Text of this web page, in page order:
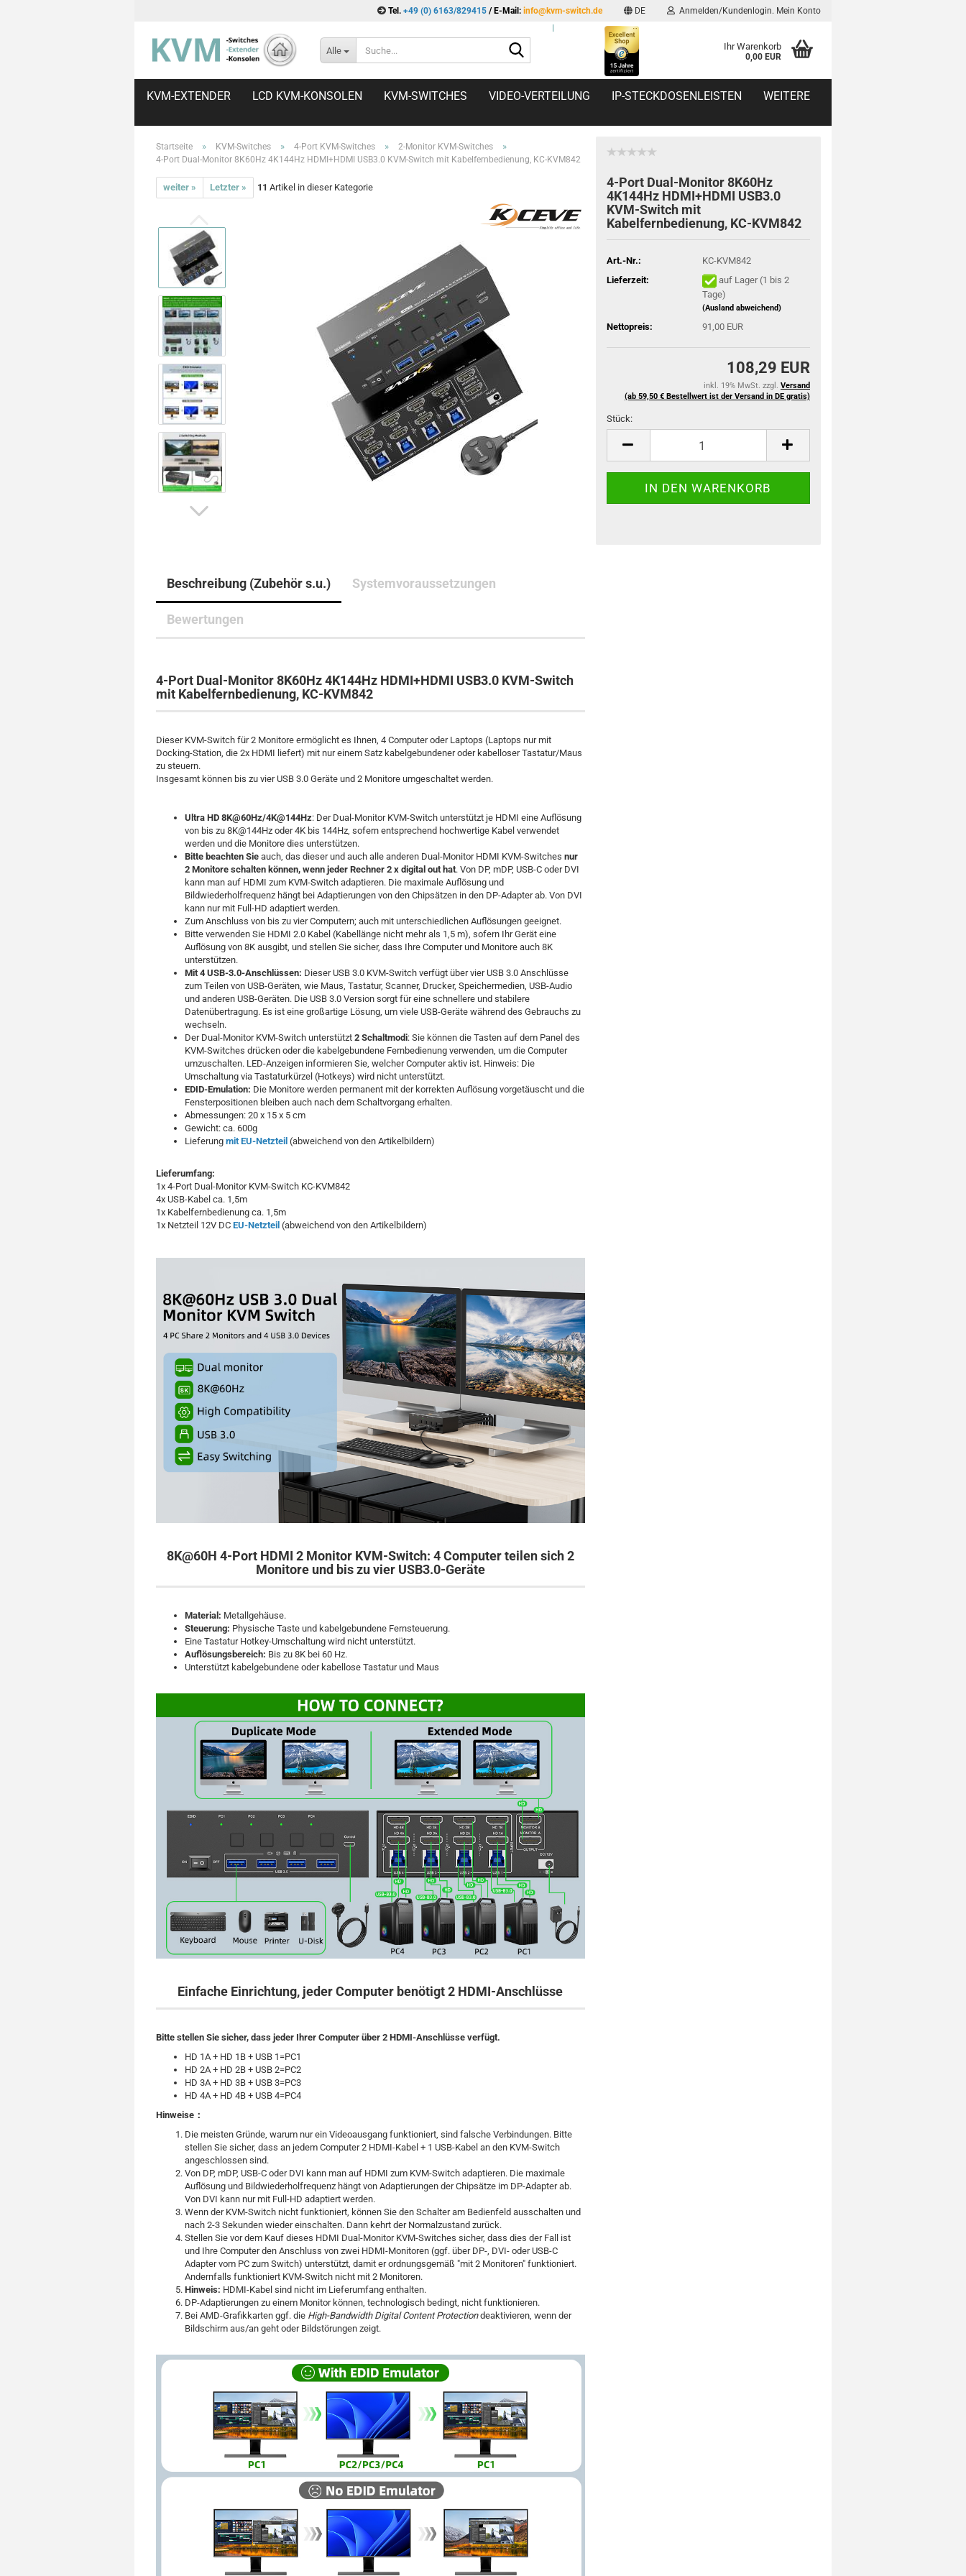
Tel. +49 (0) 6163/829415 / E-Mail: info@kvm-switch.de DE Anmelden/Kundenlogin. Mein Konto
Alle
Ihr Warenkorb
0,00 EUR
KVM-EXTENDER LCD KVM-KONSOLEN KVM-SWITCHES VIDEO-VERTEILUNG IP-STECKDOSENLEISTEN WEITERE
Startseite » KVM-Switches » 4-Port KVM-Switches » 2-Monitor KVM-Switches »
4-Port Dual-Monitor 8K60Hz 4K144Hz HDMI+HDMI USB3.0 KVM-Switch mit Kabelfernbedienung, KC-KVM842
weiter » Letzter » 11 Artikel in dieser Kategorie
4-Port Dual-Monitor 8K60Hz
4K144Hz HDMI+HDMI USB3.0
KVM-Switch mit
Kabelfernbedienung, KC-KVM842
Art.-Nr.:
KC-KVM842
Lieferzeit:
auf Lager (1 bis 2
Tage)
(Ausland abweichend)
Nettopreis: 91,00 EUR
108,29 EUR
inkl. 19% MwSt. zzgl. Versand
(ab 59,50 € Bestellwert ist der Versand in DE gratis)
Stück:
Stück
Beschreibung (Zubehör s.u.) Systemvoraussetzungen
Bewertungen
4-Port Dual-Monitor 8K60Hz 4K144Hz HDMI+HDMI USB3.0 KVM-Switch
mit Kabelfernbedienung, KC-KVM842
Dieser KVM-Switch für 2 Monitore ermöglicht es Ihnen, 4 Computer oder Laptops (Laptops nur mit
Docking-Station, die 2x HDMI liefert) mit nur einem Satz kabelgebundener oder kabelloser Tastatur/Maus
zu steuern.
Insgesamt können bis zu vier USB 3.0 Geräte und 2 Monitore umgeschaltet werden.
Ultra HD 8K@60Hz/4K@144Hz: Der Dual-Monitor KVM-Switch unterstützt je HDMI eine Auflösung
von bis zu 8K@144Hz oder 4K bis 144Hz, sofern entsprechend hochwertige Kabel verwendet
werden und die Monitore dies unterstützen.
Bitte beachten Sie auch, das dieser und auch alle anderen Dual-Monitor HDMI KVM-Switches nur
2 Monitore schalten können, wenn jeder Rechner 2 x digital out hat. Von DP, mDP, USB-C oder DVI
kann man auf HDMI zum KVM-Switch adaptieren. Die maximale Auflösung und
Bildwiederholfrequenz hängt bei Adaptierungen von den Chipsätzen in den DP-Adapter ab. Von DVI
kann nur mit Full-HD adaptiert werden.
Zum Anschluss von bis zu vier Computern; auch mit unterschiedlichen Auflösungen geeignet.
Bitte verwenden Sie HDMI 2.0 Kabel (Kabellänge nicht mehr als 1,5 m), sofern Ihr Gerät eine
Auflösung von 8K ausgibt, und stellen Sie sicher, dass Ihre Computer und Monitore auch 8K
unterstützen.
Mit 4 USB-3.0-Anschlüssen: Dieser USB 3.0 KVM-Switch verfügt über vier USB 3.0 Anschlüsse
zum Teilen von USB-Geräten, wie Maus, Tastatur, Scanner, Drucker, Speichermedien, USB-Audio
und anderen USB-Geräten. Die USB 3.0 Version sorgt für eine schnellere und stabilere
Datenübertragung. Es ist eine großartige Lösung, um viele USB-Geräte während des Gebrauchs zu
wechseln.
Der Dual-Monitor KVM-Switch unterstützt 2 Schaltmodi: Sie können die Tasten auf dem Panel des
KVM-Switches drücken oder die kabelgebundene Fernbedienung verwenden, um die Computer
umzuschalten. LED-Anzeigen informieren Sie, welcher Computer aktiv ist. Hinweis: Die
Umschaltung via Tastaturkürzel (Hotkeys) wird nicht unterstützt.
EDID-Emulation: Die Monitore werden permanent mit der korrekten Auflösung vorgetäuscht und die
Fensterpositionen bleiben auch nach dem Schaltvorgang erhalten.
Abmessungen: 20 x 15 x 5 cm
Gewicht: ca. 600g
Lieferung mit EU-Netzteil (abweichend von den Artikelbildern)
Lieferumfang:
1x 4-Port Dual-Monitor KVM-Switch KC-KVM842
4x USB-Kabel ca. 1,5m
1x Kabelfernbedienung ca. 1,5m
1x Netzteil 12V DC EU-Netzteil (abweichend von den Artikelbildern)
8K@60H 4-Port HDMI 2 Monitor KVM-Switch: 4 Computer teilen sich 2
Monitore und bis zu vier USB3.0-Geräte
Material: Metallgehäuse.
Steuerung: Physische Taste und kabelgebundene Fernsteuerung.
Eine Tastatur Hotkey-Umschaltung wird nicht unterstützt.
Auflösungsbereich: Bis zu 8K bei 60 Hz.
Unterstützt kabelgebundene oder kabellose Tastatur und Maus
Einfache Einrichtung, jeder Computer benötigt 2 HDMI-Anschlüsse
Bitte stellen Sie sicher, dass jeder Ihrer Computer über 2 HDMI-Anschlüsse verfügt.
HD 1A + HD 1B + USB 1=PC1
HD 2A + HD 2B + USB 2=PC2
HD 3A + HD 3B + USB 3=PC3
HD 4A + HD 4B + USB 4=PC4
Hinweise：
Die meisten Gründe, warum nur ein Videoausgang funktioniert, sind falsche Verbindungen. Bitte
stellen Sie sicher, dass an jedem Computer 2 HDMI-Kabel + 1 USB-Kabel an den KVM-Switch
angeschlossen sind.
Von DP, mDP, USB-C oder DVI kann man auf HDMI zum KVM-Switch adaptieren. Die maximale
Auflösung und Bildwiederholfrequenz hängt von Adaptierungen der Chipsätze im DP-Adapter ab.
Von DVI kann nur mit Full-HD adaptiert werden.
Wenn der KVM-Switch nicht funktioniert, können Sie den Schalter am Bedienfeld ausschalten und
nach 2-3 Sekunden wieder einschalten. Dann kehrt der Normalzustand zurück.
Stellen Sie vor dem Kauf dieses HDMI Dual-Monitor KVM-Switches sicher, dass dies der Fall ist
und Ihre Computer den Anschluss von zwei HDMI-Monitoren (ggf. über DP-, DVI- oder USB-C
Adapter vom PC zum Switch) unterstützt, damit er ordnungsgemäß "mit 2 Monitoren" funktioniert.
Andernfalls funktioniert KVM-Switch nicht mit 2 Monitoren.
Hinweis: HDMI-Kabel sind nicht im Lieferumfang enthalten.
DP-Adaptierungen zu einem Monitor können, technologisch bedingt, nicht funktionieren.
Bei AMD-Grafikkarten ggf. die High-Bandwidth Digital Content Protectiondeaktivieren, wenn der
Bildschirm aus/an geht oder Bildstörungen zeigt.